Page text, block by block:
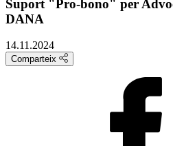
Suport "Pro-bono" per
DANA
14.11.2024
Comparteix